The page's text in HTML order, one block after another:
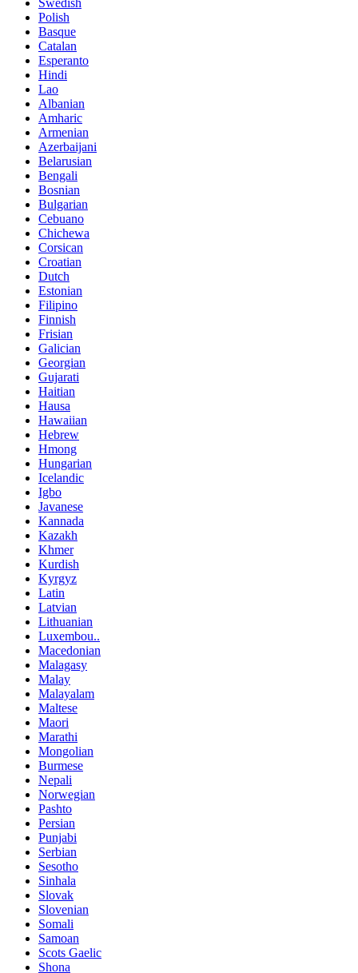
Polish
Basque
Catalan
Esperanto
Hindi
Lao
Albanian
Amharic
Armenian
Azerbaijani
Belarusian
Bengali
Bosnian
Bulgarian
Cebuano
Chichewa
Corsican
Croatian
Dutch
Estonian
Filipino
Finnish
Frisian
Galician
Georgian
Gujarati
Haitian
Hausa
Hawaiian
Hebrew
Hmong
Hungarian
Icelandic
Igbo
Javanese
Kannada
Kazakh
Khmer
Kurdish
Kyrgyz
Latin
Latvian
Lithuanian
Luxembou..
Macedonian
Malagasy
Malay
Malayalam
Maltese
Maori
Marathi
Mongolian
Burmese
Nepali
Norwegian
Pashto
Persian
Punjabi
Serbian
Sesotho
Sinhala
Slovak
Slovenian
Somali
Samoan
Scots Gaelic
Shona